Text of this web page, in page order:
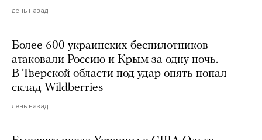
день назад
Более 600 украинских беспилотников
атаковали Россию и Крым за одну ночь.
В Тверской области под удар опять попал
склад Wildberries
день назад